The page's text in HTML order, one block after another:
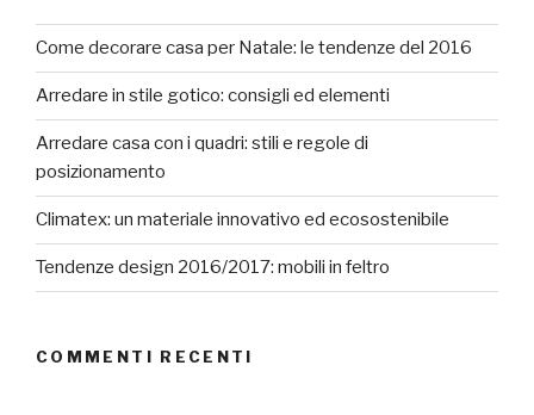
Come decorare casa per Natale: le tendenze del 2016
Arredare in stile gotico: consigli ed elementi
Arredare casa con i quadri: stili e regole di
posizionamento
Climatex: un materiale innovativo ed ecosostenibile
Tendenze design 2016/2017: mobili in feltro
COMMENTI RECENTI